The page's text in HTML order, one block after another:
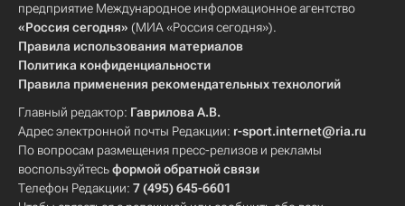
предприятие Международное информационное агентство
«Россия сегодня» (МИА «Россия сегодня»).
Правила использования материалов
Политика конфиденциальности
Правила применения рекомендательных технологий
Главный редактор: Гаврилова А.В.
Адрес электронной почты Редакции: r-sport.internet@ria.ru
По вопросам размещения пресс-релизов и рекламы
воспользуйтесьформой обратной связи
Телефон Редакции: 7 (495) 645-6601